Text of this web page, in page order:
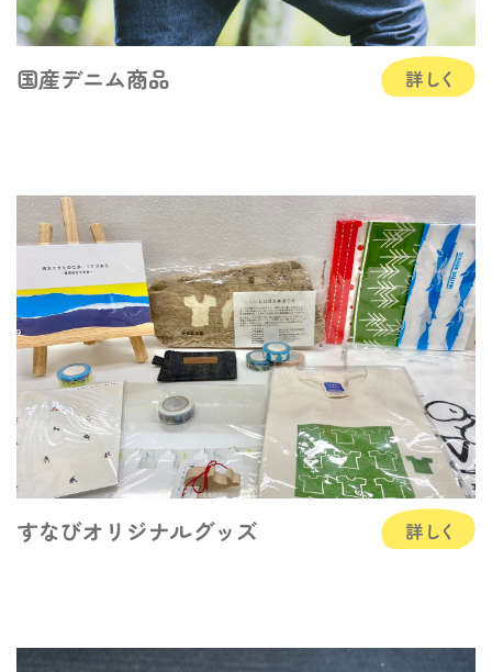
国産デニム商品
すなびオリジナルグッズ